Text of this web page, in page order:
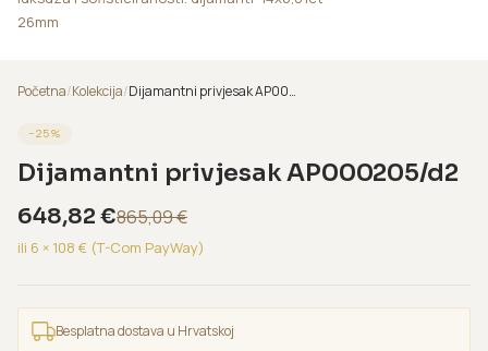
26mm
Početna/Kolekcija/ Dijamantni privjesak AP000205/d2
−25%
Dijamantni privjesak AP000205/d2
648,82 €865,09€
ili 6 × 108 € (T-Com PayWay)
Besplatna dostava u Hrvatskoj